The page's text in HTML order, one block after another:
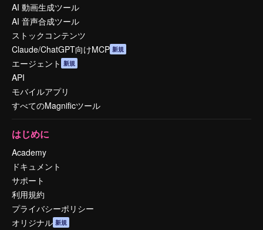
AI 動画生成ツール
AI 音声合成ツール
ストックコンテンツ
Claude/ChatGPT向けMCP 新規
エージェント 新規
API
モバイルアプリ
すべてのMagnificツール
はじめに
Academy
ドキュメント
サポート
利用規約
プライバシーポリシー
オリジナル 新規